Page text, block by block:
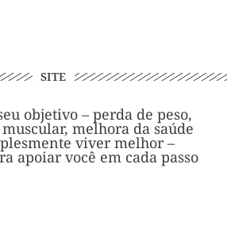
SITE
objetivo – perda de peso,
melhora da saúde
viver melhor –
apoiar você em cada passo